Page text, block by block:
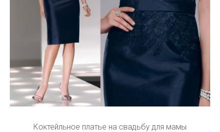
Коктейльное платье на свадьбу для мамы